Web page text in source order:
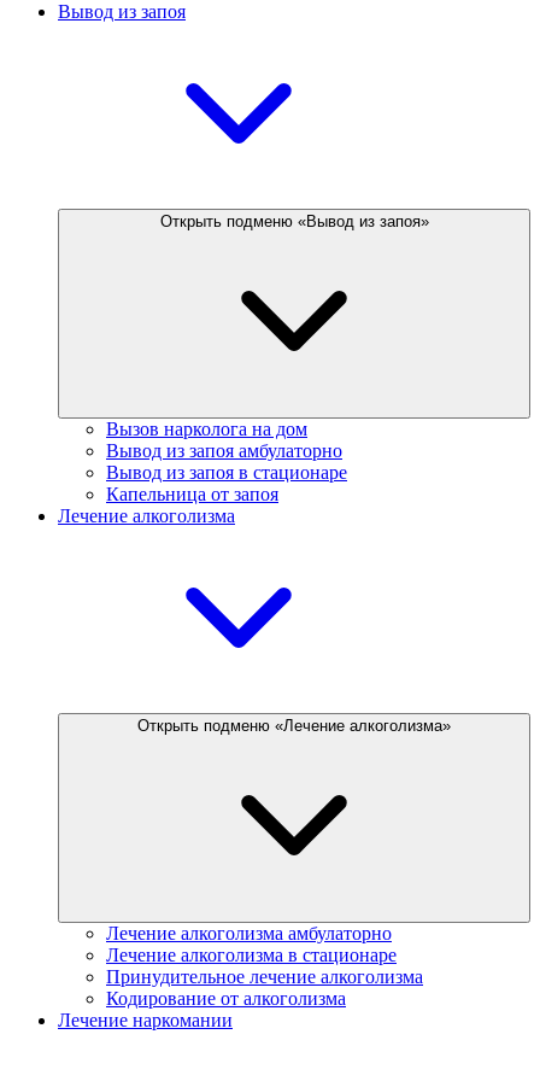
Вывод из запоя
Открыть подменю «Вывод из запоя»
Вызов нарколога на дом
Вывод из запоя амбулаторно
Вывод из запоя в стационаре
Капельница от запоя
Лечение алкоголизма
Открыть подменю «Лечение алкоголизма»
Лечение алкоголизма амбулаторно
Лечение алкоголизма в стационаре
Принудительное лечение алкоголизма
Кодирование от алкоголизма
Лечение наркомании